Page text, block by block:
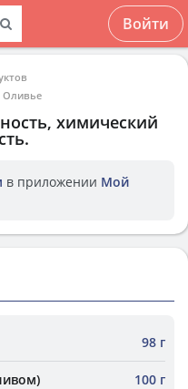
Войти
Оливье
химический
в приложении Мой
98 г
100 г